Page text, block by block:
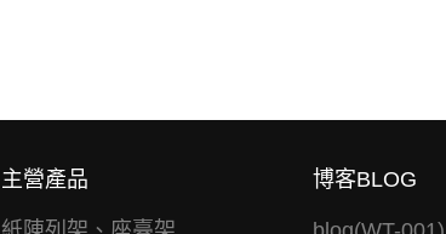
主營產品 博客BLOG